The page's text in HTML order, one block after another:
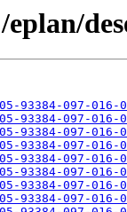
93384-097-016-
93384-097-016-
93384-097-016-
93384-097-016-
93384-097-016-
93384-097-016-
93384-097-016-
93384-097-016-